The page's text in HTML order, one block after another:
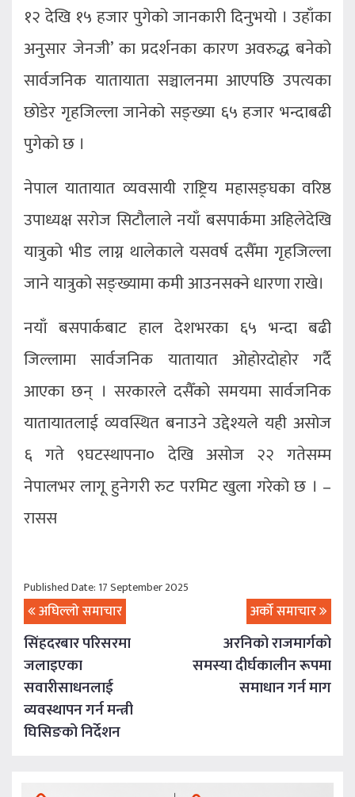
१२ देखि १५ हजार पुगेको जानकारी दिनुभयो । उहाँका
अनुसार जेनजी’ का प्रदर्शनका कारण अवरुद्ध बनेको
सार्वजनिक यातायाता सञ्चालनमा आएपछि उपत्यका
छोडेर गृहजिल्ला जानेको सङ्ख्या ६५ हजार भन्दाबढी
पुगेको छ ।
नेपाल यातायात व्यवसायी राष्ट्रिय महासङ्घका वरिष्ठ
उपाध्यक्ष सरोज सिटौलाले नयाँ बसपार्कमा अहिलेदेखि
यात्रुको भीड लाग्न थालेकाले यसवर्ष दसैँमा गृहजिल्ला
जाने यात्रुको सङ्ख्यामा कमी आउनसक्ने धारणा राखे।
नयाँ बसपार्कबाट हाल देशभरका ६५ भन्दा बढी
जिल्लामा सार्वजनिक यातायात ओहोरदोहोर गर्दै
आएका छन् । सरकारले दसैँको समयमा सार्वजनिक
यातायातलाई व्यवस्थित बनाउने उद्देश्यले यही असोज
६ गते ९घटस्थापना० देखि असोज २२ गतेसम्म
नेपालभर लागू हुनेगरी रुट परमिट खुला गरेको छ । –
रासस
Published Date: 17 September 2025
अर्को समाचार
अरनिको राजमार्गको
समस्या दीर्घकालीन रूपमा
समाधान गर्न माग
अघिल्लो समाचार
सिंहदरबार परिसरमा
जलाइएका
सवारीसाधनलाई
व्यवस्थापन गर्न मन्त्री
घिसिङको निर्देशन